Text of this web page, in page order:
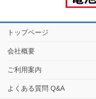
トップページ
会社概要
ご利用案内
よくある質問 Q&A